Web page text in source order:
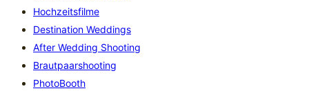
Hochzeitsfilme
Destination Weddings
After Wedding Shooting
Brautpaarshooting
PhotoBooth